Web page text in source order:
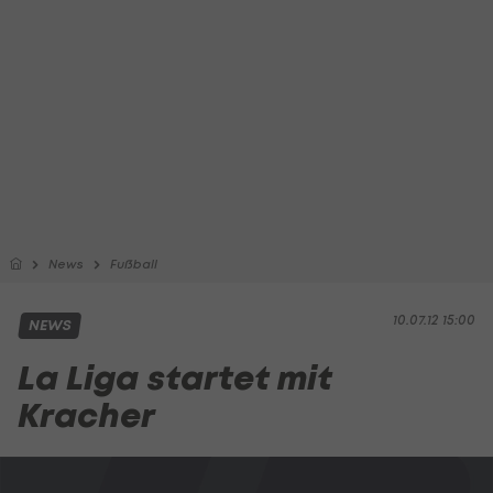
News Fußball
10.07.12 15:00
NEWS
La Liga startet mit
Kracher